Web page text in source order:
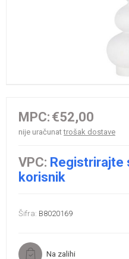
MPC: €52,00
nije uračunattrošak dostave
VPC: Registrirajte
korisnik
Šifra: B8020169
Na zalihi